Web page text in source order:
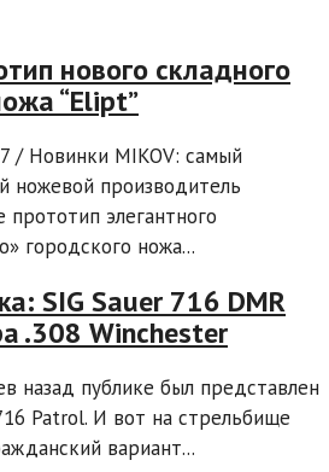
нового складного
“Elipt”
/ Новинки MIKOV: самый
ножевой производитель
элегантного
городского ножа...
SIG Sauer 716 DMR
.308 Winchester
назад публике был представлен
Patrol. И вот на стрельбище
вариант...